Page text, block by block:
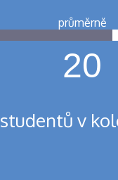
průměrně
20
studentů v